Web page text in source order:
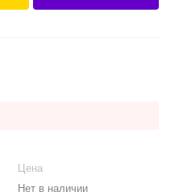
Цена
Нет в наличии